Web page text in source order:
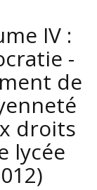
IV :
-
de
droits
lycée